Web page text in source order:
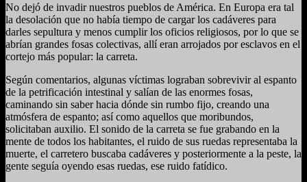
No dejó de invadir nuestros pueblos de América. En Europa era tal
la desolación que no había tiempo de cargar los cadáveres para
darles sepultura y menos cumplir los oficios religiosos, por lo que se
abrían grandes fosas colectivas, allí eran arrojados por esclavos en el
cortejo más popular: la carreta.
Según comentarios, algunas víctimas lograban sobrevivir al espanto
de la petrificación intestinal y salían de las enormes fosas,
caminando sin saber hacia dónde sin rumbo fijo, creando una
atmósfera de espanto; así como aquellos que moribundos,
solicitaban auxilio. El sonido de la carreta se fue grabando en la
mente de todos los habitantes, el ruido de sus ruedas representaba la
muerte, el carretero buscaba cadáveres y posteriormente a la peste, la
gente seguía oyendo esas ruedas, ese ruido fatídico.